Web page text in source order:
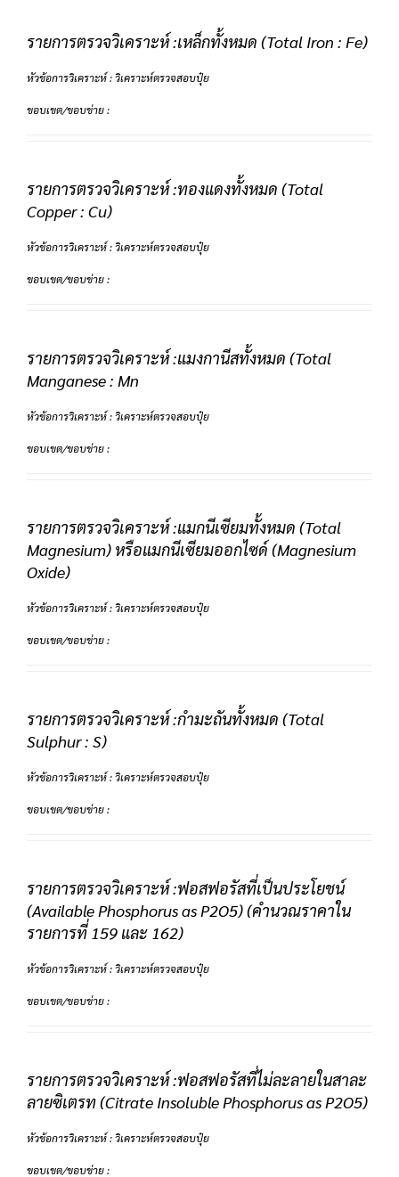
รายการตรวจวิเคราะห์ :เหล็กทั้งหมด (Total Iron : Fe)
หัวข้อการวิเคราะห์ : วิเคราะห์ตรวจสอบปุ๋ย
ขอบเขต/ขอบข่าย :
รายการตรวจวิเคราะห์ :ทองแดงทั้งหมด (Total
Copper : Cu)
หัวข้อการวิเคราะห์ : วิเคราะห์ตรวจสอบปุ๋ย
ขอบเขต/ขอบข่าย :
รายการตรวจวิเคราะห์ :แมงกานีสทั้งหมด (Total
Manganese : Mn
หัวข้อการวิเคราะห์ : วิเคราะห์ตรวจสอบปุ๋ย
ขอบเขต/ขอบข่าย :
รายการตรวจวิเคราะห์ :แมกนีเซียมทั้งหมด (Total
Magnesium) หรือแมกนีเซียมออกไซด์ (Magnesium
Oxide)
หัวข้อการวิเคราะห์ : วิเคราะห์ตรวจสอบปุ๋ย
ขอบเขต/ขอบข่าย :
รายการตรวจวิเคราะห์ :กำมะถันทั้งหมด (Total
Sulphur : S)
หัวข้อการวิเคราะห์ : วิเคราะห์ตรวจสอบปุ๋ย
ขอบเขต/ขอบข่าย :
รายการตรวจวิเคราะห์ :ฟอสฟอรัสที่เป็นประโยชน์
(Available Phosphorus as P2O5) (คำนวณราคาใน
รายการที่ 159 และ 162)
หัวข้อการวิเคราะห์ : วิเคราะห์ตรวจสอบปุ๋ย
ขอบเขต/ขอบข่าย :
รายการตรวจวิเคราะห์ :ฟอสฟอรัสที่ไม่ละลายในสาละ
ลายซิเตรท (Citrate Insoluble Phosphorus as P2O5)
หัวข้อการวิเคราะห์ : วิเคราะห์ตรวจสอบปุ๋ย
ขอบเขต/ขอบข่าย :